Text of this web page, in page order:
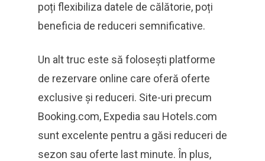
poți flexibiliza datele de călătorie, poți
beneficia de reduceri semnificative.
Un alt truc este să folosești platforme
de rezervare online care oferă oferte
exclusive și reduceri. Site-uri precum
Booking.com, Expedia sau Hotels.com
sunt excelente pentru a găsi reduceri de
sezon sau oferte last minute. În plus,